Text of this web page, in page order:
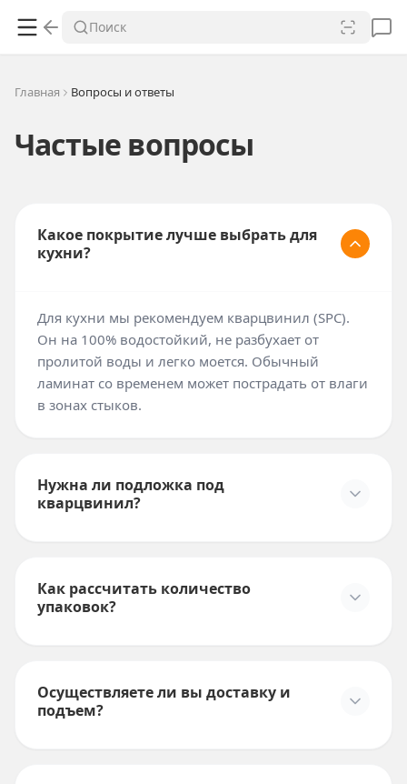
Поиск
Главная Вопросы и ответы
Частые вопросы
Какое покрытие лучше выбрать для
кухни?
Для кухни мы рекомендуем кварцвинил (SPC).
Он на 100% водостойкий, не разбухает от
пролитой воды и легко моется. Обычный
ламинат со временем может пострадать от влаги
в зонах стыков.
Нужна ли подложка под
кварцвинил?
Как рассчитать количество
упаковок?
Осуществляете ли вы доставку и
подъем?